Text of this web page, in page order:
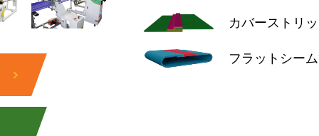
カバーストリ
フラットシー